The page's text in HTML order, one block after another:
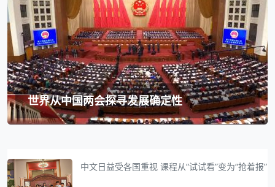
世界从中国两会探寻发展确定性
中文日益受各国重视 课程从“试试看”变为“抢着报”